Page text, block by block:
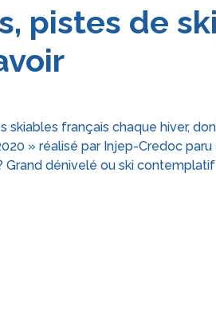
pistes de
français chaque hiver,
» réalisé par Injep-Credoc paru
dénivelé ou ski